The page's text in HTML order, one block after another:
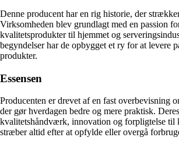
Denne producent har en rig historie, der
Virksomheden blev grundlagt med en passion
kvalitetsprodukter til hjemmet og
begyndelser har de opbygget et ry for at levere
produkter.
Essensen
Producenten er drevet af en fast overbevisning
der gør hverdagen bedre og mere praktisk.
kvalitetshåndværk, innovation og forpligtelse til
stræber altid efter at opfylde eller overgå